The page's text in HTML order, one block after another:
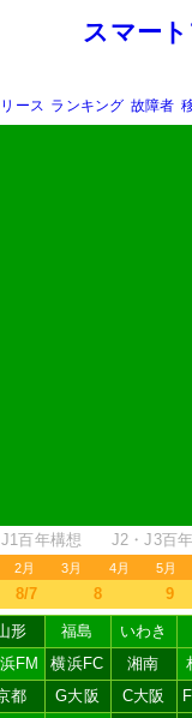
スマー
ース ランキング 故障者
J1百年構想 J2・J3百
2月 3月 4月 5月
8/7 8 9
形 福島
いわき
FM 横浜FC 湘南
都 G大阪 C大阪